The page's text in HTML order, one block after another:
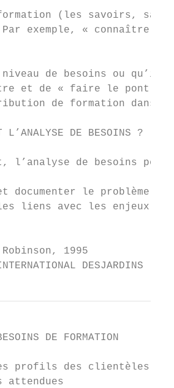
(les savoirs,
exemple, « connaître
niveau de besoins ou
et de « faire le pont »
de formation dans la
DE BESOINS ?
l’analyse de besoins
documenter le problème,
liens avec les enjeux de
1995
DESJARDINS
BESOINS DE FORMATION
profils des clientèles
attendues